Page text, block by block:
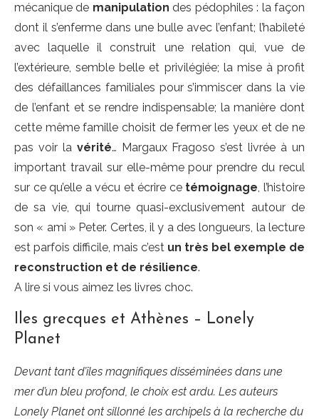
mécanique de manipulation des pédophiles : la façon
dont il s’enferme dans une bulle avec l’enfant; l’habileté
avec laquelle il construit une relation qui, vue de
l’extérieure, semble belle et privilégiée; la mise à profit
des défaillances familiales pour s’immiscer dans la vie
de l’enfant et se rendre indispensable; la manière dont
cette même famille choisit de fermer les yeux et de ne
pas voir la vérité… Margaux Fragoso s’est livrée à un
important travail sur elle-même pour prendre du recul
sur ce qu’elle a vécu et écrire ce témoignage, l’histoire
de sa vie, qui tourne quasi-exclusivement autour de
son « ami » Peter. Certes, il y a des longueurs, la lecture
est parfois difficile, mais c’est un très bel exemple de
reconstruction et de résilience.
A lire si vous aimez les livres choc.
Iles grecques et Athènes – Lonely
Planet
Devant tant d’îles magnifiques disséminées dans une
mer d’un bleu profond, le choix est ardu. Les auteurs
Lonely Planet ont sillonné les archipels à la recherche du